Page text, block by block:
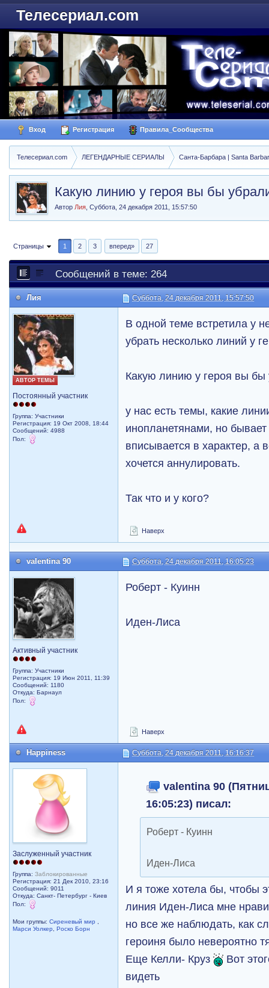
Телесериал.com
Вход Регистрация Правила_Сообщества
Телесериал.com ЛЕГЕНДАРНЫЕ СЕРИАЛЫ Санта-Барбара | Santa
Какую линию у героя вы бы
Автор Лия ,Суббота, 24 декабря 2011, 15:57:50
Страницы 1 2 3 вперед» 27
Сообщений в теме: 264
Лия Суббота, 24 декабря 2011, 15:57:50
АВТОР ТЕМЫ
Постоянный участник
Группа: Участники
Регистрация: 19 Окт 2008, 18:44
Сообщений: 4988
Пол:
В одной теме встретила у
убрать несколько линий у
Какую линию у героя вы бы
у нас есть темы, какие
инопланетянами, но
вписывается в характер, а
хочется аннулировать.
Так что и у кого?
Наверх
valentina 90 Суббота, 24 декабря 2011, 16:05:23
Активный участник
Группа: Участники
Регистрация: 19 Июн 2011, 11:39
Сообщений: 1180
Откуда: Барнаул
Пол:
Роберт - Куинн
Иден-Лиса
Наверх
Happiness Суббота, 24 декабря 2011, 16:16:37
Заслуженный участник
Группа:Заблокированные
Регистрация: 21 Дек 2010, 23:16
Сообщений: 9011
Откуда: Санкт- Петербург - Киев
Пол:
Мои группы:Сиреневый мир
Марси Уолкер
,Роско Борн
valentina 90
16:05:23) писал:
Роберт - Куинн
Иден-Лиса
И я тоже хотела бы, чтобы
линия Иден-Лиса мне
но все же наблюдать, как
героиня было невероятно
Еще Келли- Круз
Вот
видеть